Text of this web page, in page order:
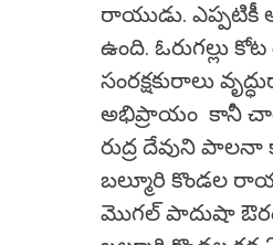
రాయుడు. ఎప్పటికీ
ఉంది. ఓరుగల్లు
సంరక్షకురాలు
అభిప్రాయం కానీ
రుద్ర దేవుని
బల్మూరి కొండల
మొగల్ పాదుషా